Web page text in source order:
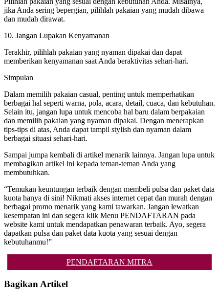
jika Anda sering bepergian, pilihlah pakaian yang mudah dibawa
dan mudah dirawat.
10. Jangan Lupakan Kenyamanan
Terakhir, pilihlah pakaian yang nyaman dipakai dan dapat
memberikan kenyamanan saat Anda beraktivitas sehari-hari.
Simpulan
Dalam memilih pakaian casual, penting untuk memperhatikan
berbagai hal seperti warna, pola, acara, detail, cuaca, dan kebutuhan.
Selain itu, jangan lupa untuk mencoba hal baru dalam berpakaian
dan memilih pakaian yang nyaman dipakai. Dengan menerapkan
tips-tips di atas, Anda dapat tampil stylish dan nyaman dalam
berbagai situasi sehari-hari.
Sampai jumpa kembali di artikel menarik lainnya. Jangan lupa untuk
membagikan artikel ini kepada teman-teman Anda yang
membutuhkan.
“Temukan keuntungan terbaik dengan membeli pulsa dan paket data
kuota hanya di sini! Nikmati akses internet cepat dan murah dengan
berbagai promo menarik yang kami tawarkan. Jangan lewatkan
kesempatan ini dan segera klik Menu PENDAFTARAN pada
website kami untuk mendapatkan penawaran terbaik. Ayo, segera
dapatkan pulsa dan paket data kuota yang sesuai dengan
kebutuhanmu!”
PENDAFTARAN MITRA
Bagikan Artikel